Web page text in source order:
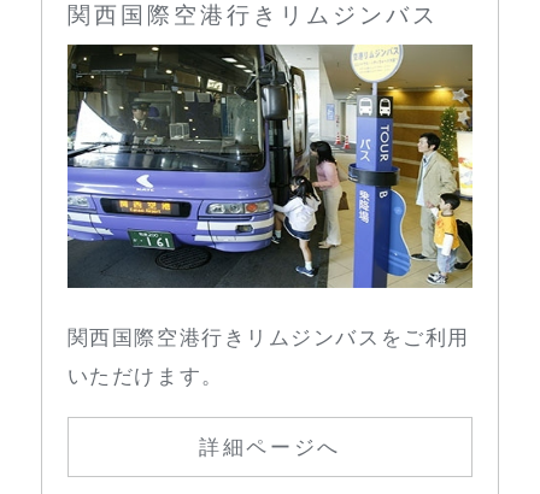
関西国際空港行きリムジンバス
関西国際空港行きリムジンバスをご利用
いただけます。
詳細ページへ